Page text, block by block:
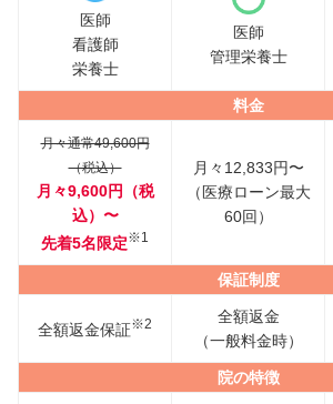
医師
看護師
栄養士
医師
管理栄養士
料金
月々通常49,600円
（税込）
月々9,600円（税
込）〜
先着5名限定※1
月々12,833円〜
（医療ローン最大
60回）
保証制度
全額返金保証※2
全額返金
（一般料金時）
院の特徴